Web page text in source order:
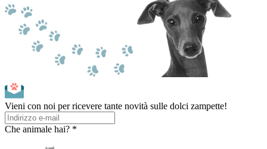
Vieni con noi per ricevere tante novità sulle dolci zampette!
Che animale hai? *